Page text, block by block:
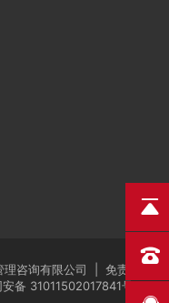
咨询有限公司 | 免责条
备 31011502017841号